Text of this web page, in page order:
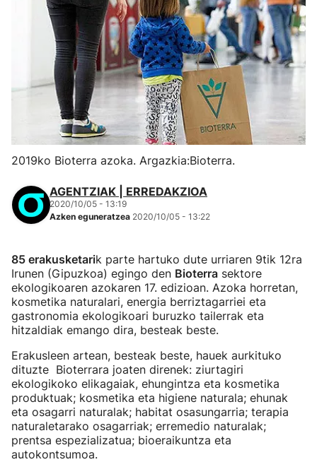
2019ko Bioterra azoka. Argazkia:Bioterra.
AGENTZIAK | ERREDAKZIOA
2020/10/05 - 13:19
Azken eguneratzea 2020/10/05 - 13:22
85 erakusketarik parte hartuko dute urriaren 9tik 12ra
Irunen (Gipuzkoa) egingo den Bioterra sektore
ekologikoaren azokaren 17. edizioan. Azoka horretan,
kosmetika naturalari, energia berriztagarriei eta
gastronomia ekologikoari buruzko tailerrak eta
hitzaldiak emango dira, besteak beste.
Erakusleen artean, besteak beste, hauek aurkituko
dituzte Bioterrara joaten direnek: ziurtagiri
ekologikoko elikagaiak, ehungintza eta kosmetika
produktuak; kosmetika eta higiene naturala; ehunak
eta osagarri naturalak; habitat osasungarria; terapia
naturaletarako osagarriak; erremedio naturalak;
prentsa espezializatua; bioeraikuntza eta
autokontsumoa.